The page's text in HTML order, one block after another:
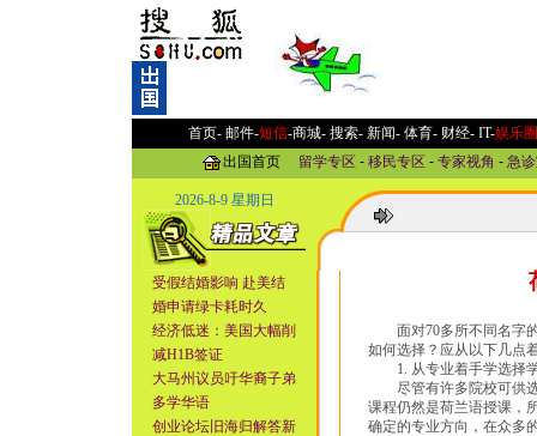
首页- 邮件-短信-商城- 搜索-新闻- 体育-财经- IT-娱乐圈
出国首页
留学专区 - 移民专区 - 专家视角 - 急
2026-8-9 星期日
受假结婚影响 赴美结
婚申请绿卡耗时久
经济低迷：美国大幅削
减H1B签证
大马州议员吁华裔子弟
多学华语
创业论坛旧海归解答新
面对70多所不同名字的
如何选择？应从以下几点
1. 从专业着手学选择
尽管有许多院校可供选
课程仍然是荷兰语授课，
确定的专业方向，在众多